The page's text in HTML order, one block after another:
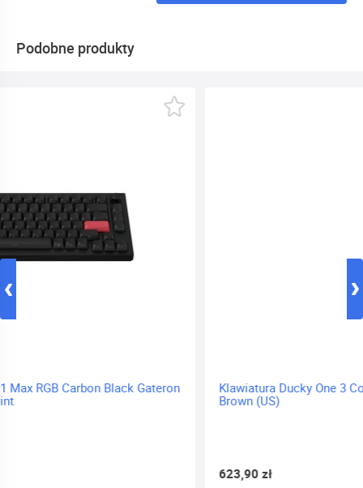
Podobne produkty
Klawiatura Ducky One 3 Cosmic Blue TKL RGB - MX-